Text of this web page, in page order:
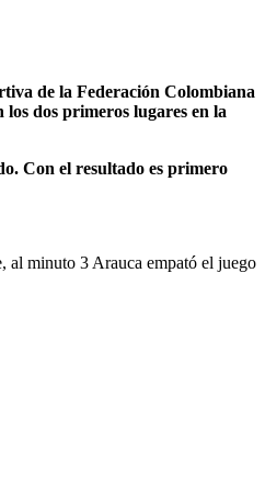
de la Federación Colombiana
dos primeros lugares en la
Con el resultado es primero
al minuto 3 Arauca empató el juego